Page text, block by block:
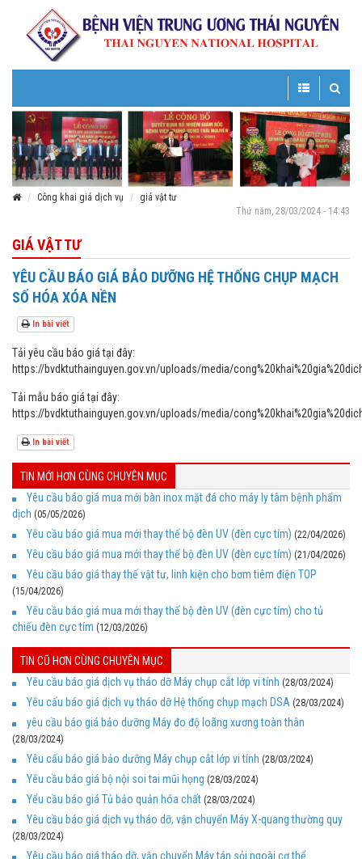
Toggle
Toggle
navigation
Công khai giá dịch vụ
giá vật tư
Thứ năm, 28/03/2024 - 14:43
GIÁ VẬT TƯ
YÊU CẦU BÁO GIÁ BẢO DƯỠNG HỆ THỐNG CHỤP MẠCH
SỐ HÓA XÓA NỀN
In bài viết
Tải yêu cầu báo giá tại đây:
https://bvdktuthainguyen.gov.vn/uploads/media/
Tải mẫu báo giá tại đây:
https://bvdktuthainguyen.gov.vn/uploads/media/
In bài viết
TIN MỚI HƠN CÙNG CHUYÊN MỤC
Yêu cầu báo giá mua mới bàn inox mặt đá cho máy ly tâm bệnh phẩm
dịch (05/05/2026)
Yêu cầu báo giá mua mới thay thế bộ đèn UV (đèn cực tím) (22/04/2026)
Yêu cầu báo giá mua mới thay thế bộ đèn UV (đèn cực tím) (21/04/2026)
Yêu cầu báo giá thay thế vật tư, linh kiện cho bơm tiêm điện TOP
(15/04/2026)
Yêu cầu báo giá mua mới thay thế bộ đèn UV (đèn cực tím) cho tủ
chiếu đèn cực tím (12/03/2026)
TIN CŨ HƠN CÙNG CHUYÊN MỤC
Yêu cầu báo giá dịch vụ tháo dỡ Máy chụp cắt lớp vi tính (28/03/2024)
Yêu cấu báo giá dịch vụ tháo dỡ Hệ thống chụp mạch DSA (28/03/2024)
yêu cầu báo giá bảo dưỡng Máy đo độ loãng xương toàn thân
(28/03/2024)
Yêu cấu báo giá bảo dưỡng Máy chụp cắt lớp vi tính (28/03/2024)
Yêu cầu báo giá bộ nội soi tai mũi họng (28/03/2024)
Yểu cầu báo giá Tủ bảo quản hóa chất (28/03/2024)
Yêu cầu báo giá dịch vụ tháo dỡ, vận chuyển Máy X-quang thường quy
(28/03/2024)
Yêu cầu báo giá tháo dỡ, vận chuyển Máy tán sỏi ngoài cơ thể